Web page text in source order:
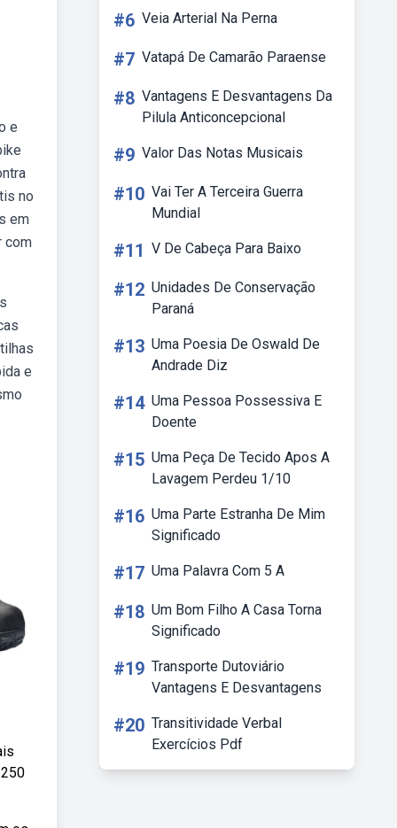
e
no
em
com
e
#6 Veia Arterial Na Perna
#7 Vatapá De Camarão Paraense
#8 Vantagens E Desvantagens Da
Pilula Anticoncepcional
#9 Valor Das Notas Musicais
#10 Vai Ter A Terceira Guerra
Mundial
#11 V De Cabeça Para Baixo
#12 Unidades De Conservação
Paraná
#13 Uma Poesia De Oswald De
Andrade Diz
#14 Uma Pessoa Possessiva E
Doente
#15 Uma Peça De Tecido Apos A
Lavagem Perdeu 1/10
#16 Uma Parte Estranha De Mim
Significado
#17 Uma Palavra Com 5 A
#18 Um Bom Filho A Casa Torna
Significado
#19 Transporte Dutoviário
Vantagens E Desvantagens
#20 Transitividade Verbal
Exercícios Pdf